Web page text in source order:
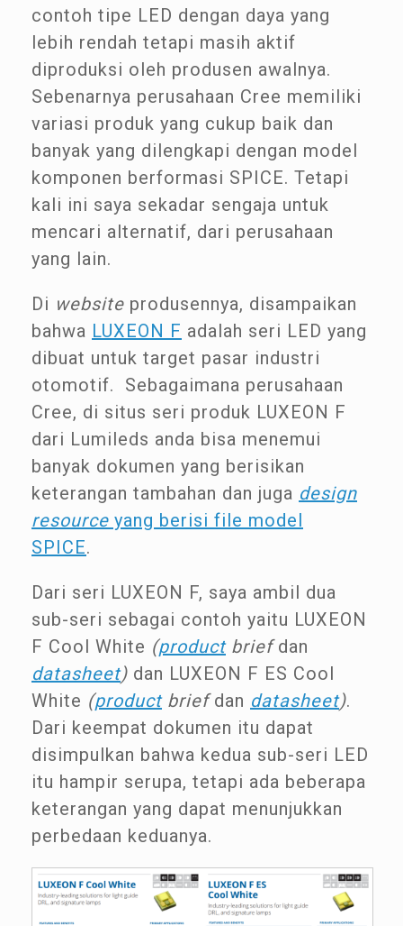
contoh tipe LED dengan daya yang
lebih rendah tetapi masih aktif
diproduksi oleh produsen awalnya.
Sebenarnya perusahaan Cree memiliki
variasi produk yang cukup baik dan
banyak yang dilengkapi dengan model
komponen berformasi SPICE. Tetapi
kali ini saya sekadar sengaja untuk
mencari alternatif, dari perusahaan
yang lain.
Di website produsennya, disampaikan
bahwa LUXEON F adalah seri LED yang
dibuat untuk target pasar industri
otomotif. Sebagaimana perusahaan
Cree, di situs seri produk LUXEON F
dari Lumileds anda bisa menemui
banyak dokumen yang berisikan
keterangan tambahan dan juga design
resource yang berisi file model
SPICE.
Dari seri LUXEON F, saya ambil dua
sub-seri sebagai contoh yaitu LUXEON
F Cool White (product briefdan
datasheet) dan LUXEON F ES Cool
White (product briefdan datasheet).
Dari keempat dokumen itu dapat
disimpulkan bahwa kedua sub-seri LED
itu hampir serupa, tetapi ada beberapa
keterangan yang dapat menunjukkan
perbedaan keduanya.